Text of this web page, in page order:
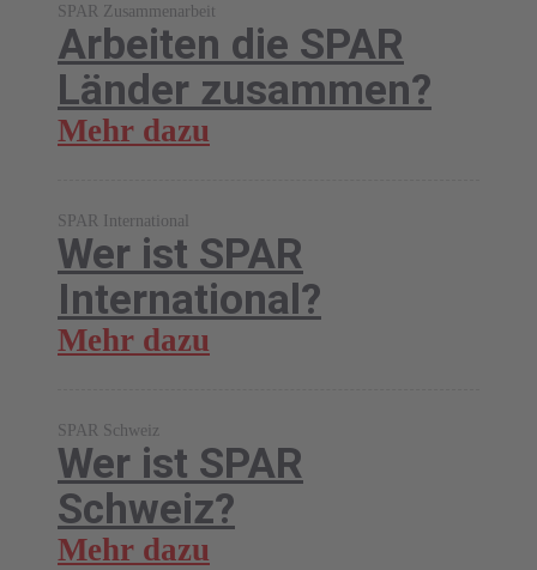
SPAR Zusammenarbeit
Arbeiten die SPAR
Länder zusammen?
Mehr dazu
SPAR International
Wer ist SPAR
International?
Mehr dazu
SPAR Schweiz
Wer ist SPAR
Schweiz?
Mehr dazu